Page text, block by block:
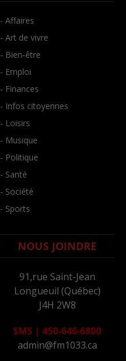
- Affaires
- Art de vivre
- Bien-être
- Emploi
- Finances
- Infos citoyennes
- Loisirs
- Musique
- Politique
- Santé
- Société
- Sports
NOUS JOINDRE
91,rue Saint-Jean
Longueuil (Québec)
J4H 2W8
SMS | 450-646-6800
admin@fm1033.ca